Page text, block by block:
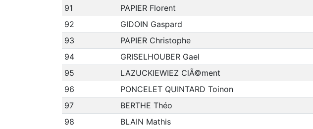
91
PAPIER Florent
92
GIDOIN Gaspard
93
PAPIER Christophe
94
GRISELHOUBER Gael
95
LAZUCKIEWIEZ ClÃ©ment
96
PONCELET QUINTARD Toinon
97
BERTHE Théo
98
BLAIN Mathis